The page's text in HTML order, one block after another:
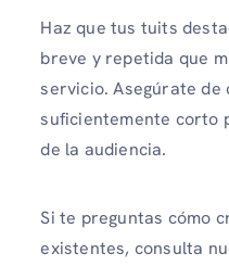
Haz que tus tuits
breve y repetida que
servicio. Asegúrate de
suficientemente corto
de la audiencia.
Si te preguntas cómo
existentes, consulta